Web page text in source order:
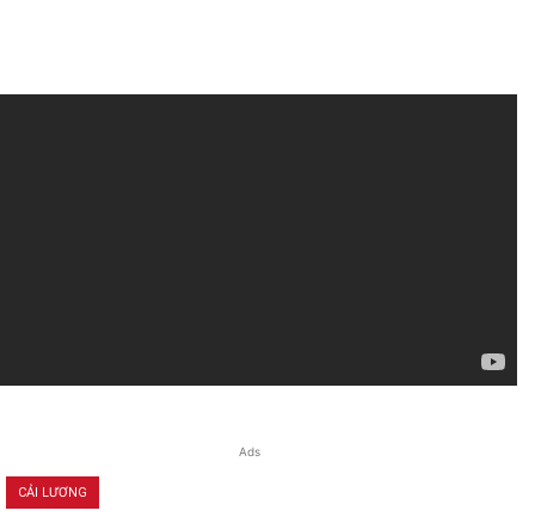
Ads
CẢI LƯƠNG